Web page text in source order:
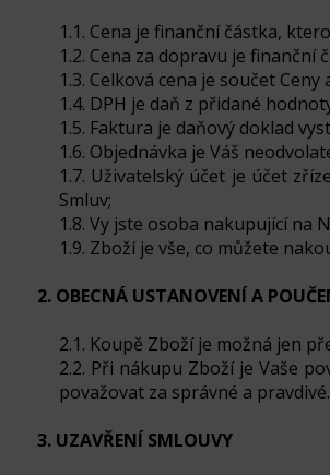
1.1. Cena je finanční částka,
1.2. Cena za dopravu je
1.3. Celková cena je součet Ceny
1.4. DPH je daň z přidané
1.5. Faktura je daňový doklad
1.6. Objednávka je Váš
1.7. Uživatelský účet je účet
Smluv;
1.8. Vy jste osoba nakupující na
1.9. Zboží je vše, co můžete
2. OBECNÁ USTANOVENÍ A
2.1. Koupě Zboží je možná jen
2.2. Při nákupu Zboží je Vaše
považovat za správné a pravdivé.
3. UZAVŘENÍ SMLOUVY